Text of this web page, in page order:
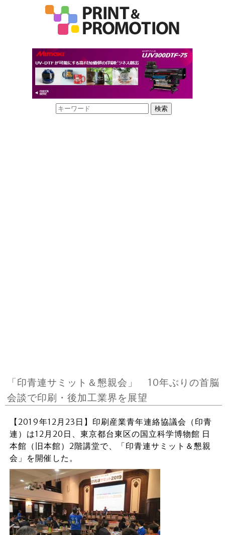
「印青連サミット＆懇親会」 10年ぶりの首脳
会談で印刷・後加工業界を展望
【2019年12月23日】印刷産業青年連絡協議会（印青
連）は12月20日、東京都台東区の国立科学博物館 日
本館（旧本館）2階講堂で、「印青連サミット＆懇親
会」を開催した。